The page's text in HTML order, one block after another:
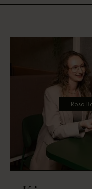
Rosa